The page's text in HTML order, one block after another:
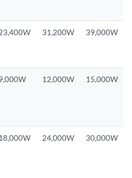
31,200W 39,000W
12,000W 15,000W
24,000W 30,000W